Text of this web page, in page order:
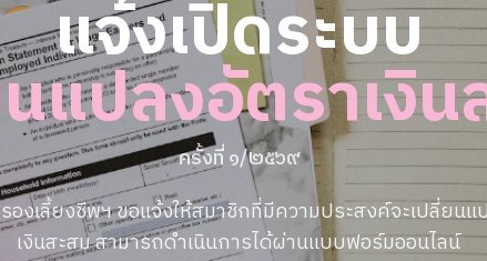
แจ้งเปิดระบบ
แปลงอัตราเงิ
ครั้งที่ ๑/๒๕๖๙
องเลี้ยงชีพฯ ขอแจ้งให้สมาชิกที่มีความประสงค์จะเปลี่ยนแ
เงินสะสม สามารถดำเนินการได้ผ่านแบบฟอร์มออนไลน์